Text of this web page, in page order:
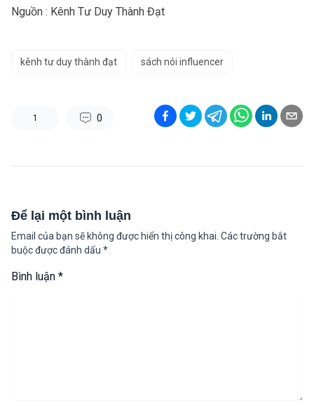
Nguồn : Kênh Tư Duy Thành Đạt
kênh tư duy thành đạt sách nói influencer
1 0
Để lại một bình luận
Email của bạn sẽ không được hiển thị công khai. Các trường bắt
buộc được đánh dấu *
Bình luận *